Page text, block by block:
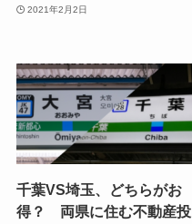
2021年2月2日
千葉VS埼玉、どちらがお
得？ 両県に住む不動産投